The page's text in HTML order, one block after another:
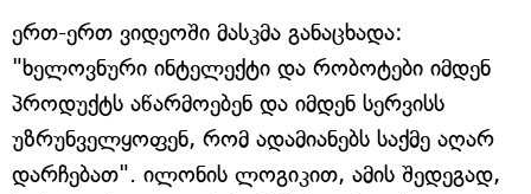
ერთ-ერთ ვიდეოში მასკმა განაცხადა:
"ხელოვნური ინტელექტი და რობოტები იმდენ
პროდუქტს აწარმოებენ და იმდენ სერვისს
უზრუნველყოფენ, რომ ადამიანებს საქმე აღარ
დარჩებათ". ილონის ლოგიკით, ამის შედეგად,